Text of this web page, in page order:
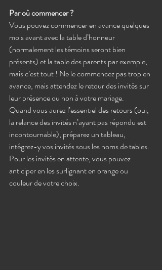
Par où commencer ?
Vous pouvez commencer en avance quelques
mois avant avec la table d’honneur
(normalement les témoins seront bien
présents) et la table des parents par exemple,
mais c’est tout ! Ne le commencez pas trop en
avance, mais attendez le retour des invités sur
leur présence ou non à votre mariage.
Quand vous aurez l’essentiel des retours (oui,
la relance des invités n’ayant pas répondu est
incontournable), préparez un tableau,
intégrez-y vos invités sous les noms de tables.
Pour les invités en attente, vous pouvez
anticiper en les surlignant en orange ou
couleur de votre choix.